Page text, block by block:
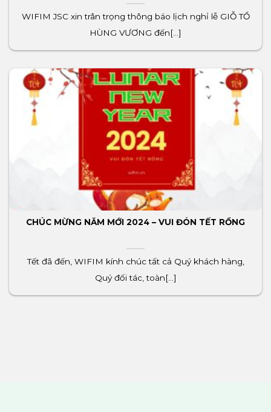
WIFIM JSC xin trân trọng thông báo lịch nghỉ lễ GIỖ TỔ
HÙNG VƯƠNG đến[...]
CHÚC MỪNG NĂM MỚI 2024 – VUI ĐÓN TẾT RỒNG
Tết đã đến, WIFIM kính chúc tất cả Quý khách hàng,
Quý đối tác, toàn[...]